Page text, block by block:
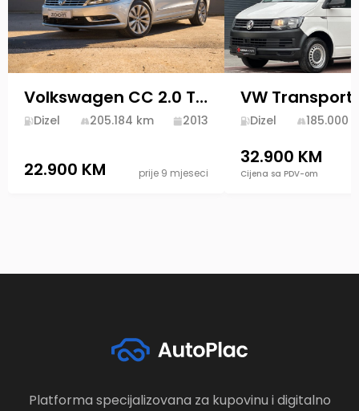
Volkswagen CC 2.0 TDI 2013 Diesel
Dizel 205.184 km 2013
22.900 KM prije 9 mjeseci
Dizel 185.000
32.900 KM
Cijena sa PDV-om
Platforma specijalizovana za kupovinu i digitalno